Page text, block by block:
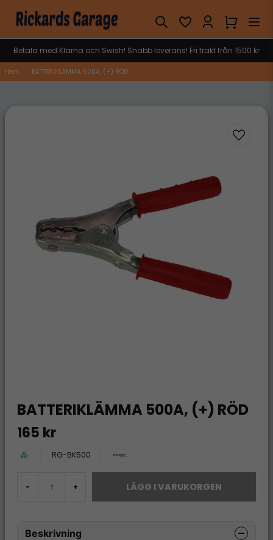
Betala med Klarna och Swish! Snabb leverans! Fri frakt från 1500 kr
Hem BATTERIKLÄMMA 500A, (+) RÖD
BATTERIKLÄMMA 500A, (+) RÖD
165 kr
RG-BK500
- + LÄGG I VARUKORGEN
Beskrivning